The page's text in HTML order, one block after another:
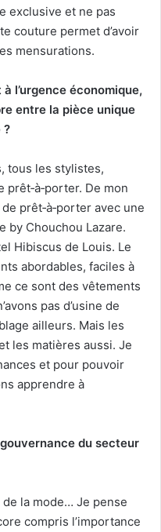
exclusive et ne pas
couture permet d’avoir
mensurations.
l’urgence économique,
entre la pièce unique
?
tous les stylistes,
De mon
prêt‑à‑porter avec une
by Chouchou Lazare.
Hibiscus de Louis. Le
abordables, faciles à
ce sont des vêtements
pas d’usine de
ailleurs. Mais les
les matières aussi. Je
et pour pouvoir
apprendre à
du secteur
la mode… Je pense
compris l’importance